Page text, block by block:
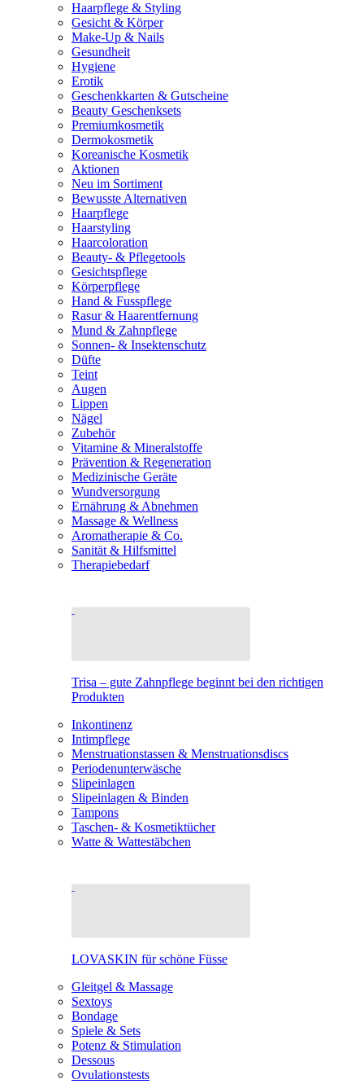
Haarpflege & Styling
Gesicht & Körper
Make-Up & Nails
Gesundheit
Hygiene
Erotik
Geschenkkarten & Gutscheine
Beauty Geschenksets
Premiumkosmetik
Dermokosmetik
Koreanische Kosmetik
Aktionen
Neu im Sortiment
Bewusste Alternativen
Haarpflege
Haarstyling
Haarcoloration
Beauty- & Pflegetools
Gesichtspflege
Körperpflege
Hand & Fusspflege
Rasur & Haarentfernung
Mund & Zahnpflege
Sonnen- & Insektenschutz
Düfte
Teint
Augen
Lippen
Nägel
Zubehör
Vitamine & Mineralstoffe
Prävention & Regeneration
Medizinische Geräte
Wundversorgung
Ernährung & Abnehmen
Massage & Wellness
Aromatherapie & Co.
Sanität & Hilfsmittel
Therapiebedarf
Trisa – gute Zahnpflege beginnt bei den richtigen
Produkten
Inkontinenz
Intimpflege
Menstruationstassen & Menstruationsdiscs
Periodenunterwäsche
Slipeinlagen
Slipeinlagen & Binden
Tampons
Taschen- & Kosmetiktücher
Watte & Wattestäbchen
LOVASKIN für schöne Füsse
Gleitgel & Massage
Sextoys
Bondage
Spiele & Sets
Potenz & Stimulation
Dessous
Ovulationstests